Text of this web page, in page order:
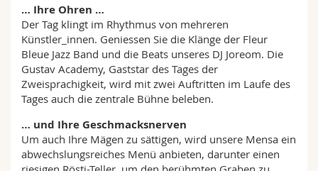
… Ihre Ohren …
Der Tag klingt im Rhythmus von mehreren
Künstler_innen. Geniessen Sie die Klänge der Fleur
Bleue Jazz Band und die Beats unseres DJ Joreom. Die
Gustav Academy, Gaststar des Tages der
Zweisprachigkeit, wird mit zwei Auftritten im Laufe des
Tages auch die zentrale Bühne beleben.
… und Ihre Geschmacksnerven
Um auch Ihre Mägen zu sättigen, wird unsere Mensa ein
abwechslungsreiches Menü anbieten, darunter einen